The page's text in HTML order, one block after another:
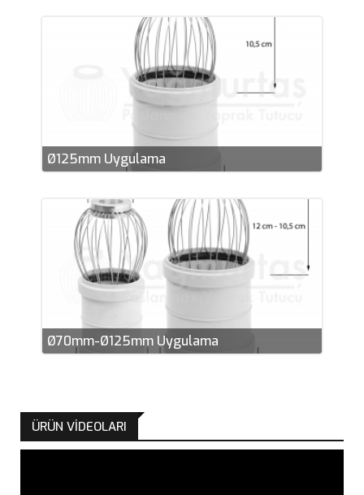
Ø125mm Uygulama
Ø70mm-Ø125mm Uygulama
ÜRÜN VİDEOLARI